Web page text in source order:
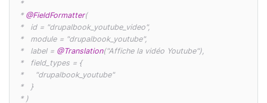
* @FieldFormatter(
*   label = @Translation("Affiche la vidéo Youtube"),